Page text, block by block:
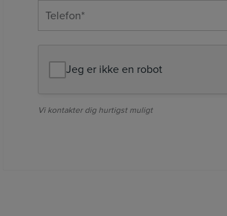
Jeg er ikke en robot
Vi kontakter dig hurtigst muligt